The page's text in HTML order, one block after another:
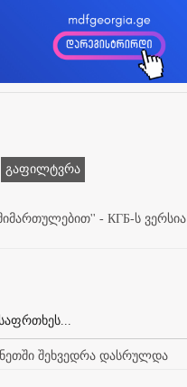
გაფილტვრა
- КГБ-ს ვერსია
შეხვედრა დასრულდა